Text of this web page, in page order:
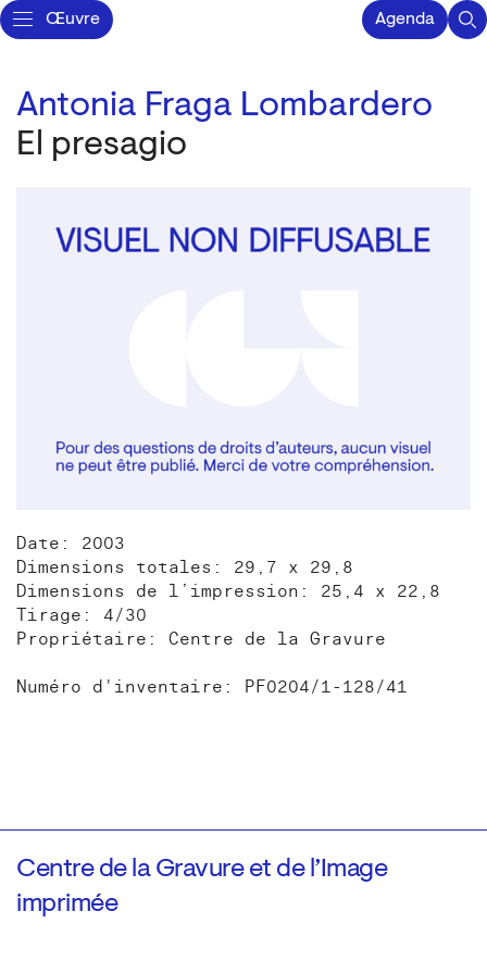
Œuvre Agenda
Antonia Fraga Lombardero
El presagio
Date: 2003
Dimensions totales: 29,7 x 29,8
Dimensions de l’impression: 25,4 x 22,8
Tirage: 4/30
Propriétaire: Centre de la Gravure
Numéro d'inventaire: PF0204/1-128/41
Centre de la Gravure et de l’Image
imprimée